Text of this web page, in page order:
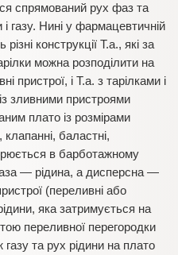
спрямований рух фаз та
і газу. Нині у фармацевтичній
конструкції Т.а., які за
можна розподілити на
пристрої, і Т.а. з тарілками і
зливними пристроями
плато із розмірами
баластні,
в барботажному
— рідина, а дисперсна —
(переливні або
яка затримується на
переливної перегородки
та рух рідини на плато